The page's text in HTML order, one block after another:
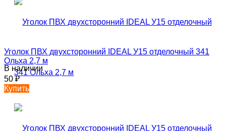
Уголок ПВХ двухсторонний IDEAL У15 отделочный 341
Ольха 2,7 м
В наличии
50₽
Купить